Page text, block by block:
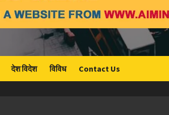
देश विदेश विविध Contact Us